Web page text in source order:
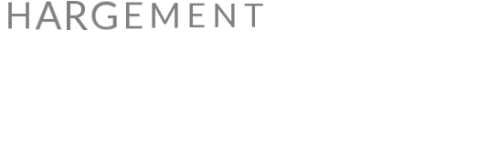
HARGE M E N T